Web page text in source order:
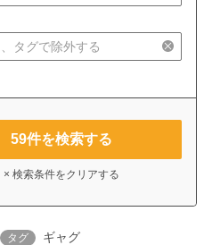
59件を検索する
× 検索条件をクリアする
タグ ギャグ